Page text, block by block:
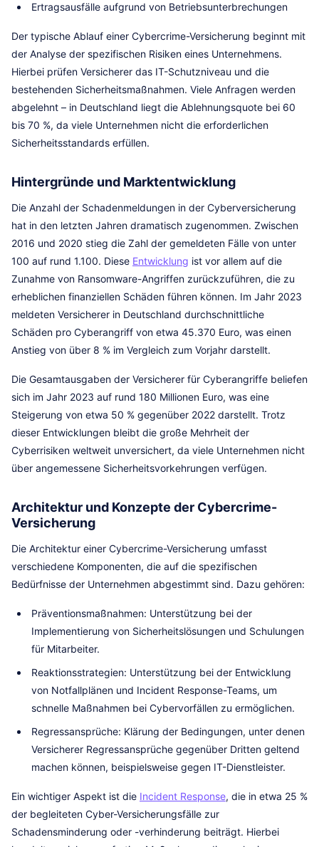
Ertragsausfälle aufgrund von Betriebsunterbrechungen
Der typische Ablauf einer Cybercrime-Versicherung beginnt mit
der Analyse der spezifischen Risiken eines Unternehmens.
Hierbei prüfen Versicherer das IT-Schutzniveau und die
bestehenden Sicherheitsmaßnahmen. Viele Anfragen werden
abgelehnt – in Deutschland liegt die Ablehnungsquote bei 60
bis 70 %, da viele Unternehmen nicht die erforderlichen
Sicherheitsstandards erfüllen.
Hintergründe und Marktentwicklung
Die Anzahl der Schadenmeldungen in der Cyberversicherung
hat in den letzten Jahren dramatisch zugenommen. Zwischen
2016 und 2020 stieg die Zahl der gemeldeten Fälle von unter
100 auf rund 1.100. Diese Entwicklung ist vor allem auf die
Zunahme von Ransomware-Angriffen zurückzuführen, die zu
erheblichen finanziellen Schäden führen können. Im Jahr 2023
meldeten Versicherer in Deutschland durchschnittliche
Schäden pro Cyberangriff von etwa 45.370 Euro, was einen
Anstieg von über 8 % im Vergleich zum Vorjahr darstellt.
Die Gesamtausgaben der Versicherer für Cyberangriffe beliefen
sich im Jahr 2023 auf rund 180 Millionen Euro, was eine
Steigerung von etwa 50 % gegenüber 2022 darstellt. Trotz
dieser Entwicklungen bleibt die große Mehrheit der
Cyberrisiken weltweit unversichert, da viele Unternehmen nicht
über angemessene Sicherheitsvorkehrungen verfügen.
Architektur und Konzepte der Cybercrime-
Versicherung
Die Architektur einer Cybercrime-Versicherung umfasst
verschiedene Komponenten, die auf die spezifischen
Bedürfnisse der Unternehmen abgestimmt sind. Dazu gehören:
Präventionsmaßnahmen: Unterstützung bei der
Implementierung von Sicherheitslösungen und Schulungen
für Mitarbeiter.
Reaktionsstrategien: Unterstützung bei der Entwicklung
von Notfallplänen und Incident Response-Teams, um
schnelle Maßnahmen bei Cybervorfällen zu ermöglichen.
Regressansprüche: Klärung der Bedingungen, unter denen
Versicherer Regressansprüche gegenüber Dritten geltend
machen können, beispielsweise gegen IT-Dienstleister.
Ein wichtiger Aspekt ist die Incident Response, die in etwa 25 %
der begleiteten Cyber-Versicherungsfälle zur
Schadensminderung oder -verhinderung beiträgt. Hierbei